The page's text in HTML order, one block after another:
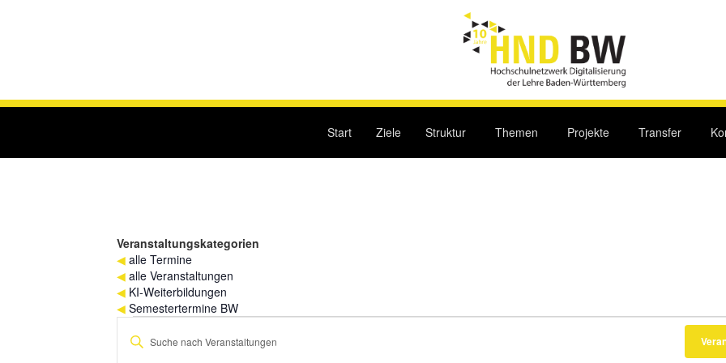
Start Ziele Struktur Themen Projekte Transfer
Veranstaltungskategorien
◀ alle Termine
◀ alle Veranstaltungen
◀ KI-Weiterbildungen
◀ Semestertermine BW
Veranstaltungen
für
Veranstaltungen
Bitte
Schlüsselwort